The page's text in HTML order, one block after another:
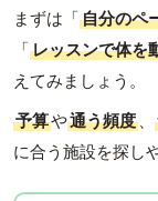
まずは「自分のペ
「レッスンで体を
えてみましょう。
予算や通う頻度 、
に合う施設を探し